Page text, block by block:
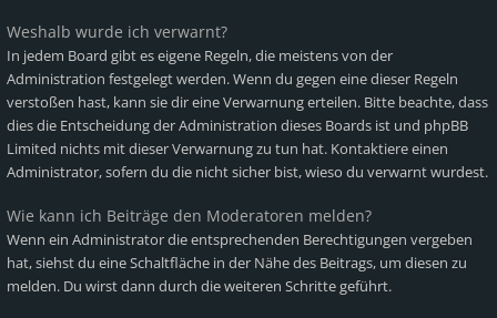
Weshalb wurde ich verwarnt?
In jedem Board gibt es eigene Regeln, die meistens von der
Administration festgelegt werden. Wenn du gegen eine dieser Regeln
verstoßen hast, kann sie dir eine Verwarnung erteilen. Bitte beachte, dass
dies die Entscheidung der Administration dieses Boards ist und phpBB
Limited nichts mit dieser Verwarnung zu tun hat. Kontaktiere einen
Administrator, sofern du die nicht sicher bist, wieso du verwarnt wurdest.
Wie kann ich Beiträge den Moderatoren melden?
Wenn ein Administrator die entsprechenden Berechtigungen vergeben
hat, siehst du eine Schaltfläche in der Nähe des Beitrags, um diesen zu
melden. Du wirst dann durch die weiteren Schritte geführt.